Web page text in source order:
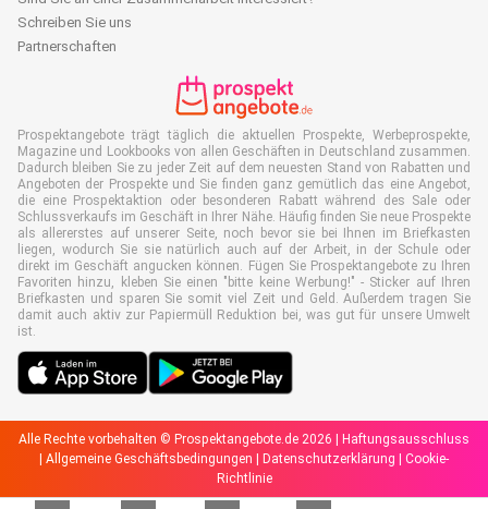
Schreiben Sie uns
Partnerschaften
Prospektangebote trägt täglich die aktuellen Prospekte, Werbeprospekte,
Magazine und Lookbooks von allen Geschäften in Deutschland zusammen.
Dadurch bleiben Sie zu jeder Zeit auf dem neuesten Stand von Rabatten und
Angeboten der Prospekte und Sie finden ganz gemütlich das eine Angebot,
die eine Prospektaktion oder besonderen Rabatt während des Sale oder
Schlussverkaufs im Geschäft in Ihrer Nähe. Häufig finden Sie neue Prospekte
als allererstes auf unserer Seite, noch bevor sie bei Ihnen im Briefkasten
liegen, wodurch Sie sie natürlich auch auf der Arbeit, in der Schule oder
direkt im Geschäft angucken können. Fügen Sie Prospektangebote zu Ihren
Favoriten hinzu, kleben Sie einen "bitte keine Werbung!" - Sticker auf Ihren
Briefkasten und sparen Sie somit viel Zeit und Geld. Außerdem tragen Sie
damit auch aktiv zur Papiermüll Reduktion bei, was gut für unsere Umwelt
ist.
Alle Rechte vorbehalten © Prospektangebote.de 2026 |
Haftungsausschluss
Allgemeine Geschäftsbedingungen Datenschutzerklärung
Cookie-
Richtlinie